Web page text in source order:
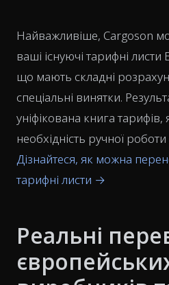
Найважливіше, Cargoson
ваші існуючі тарифні листи
що мають складні
спеціальні винятки.
уніфікована книга тарифів,
необхідність ручної
Дізнайтеся, як можна
тарифні листи →
Реальні